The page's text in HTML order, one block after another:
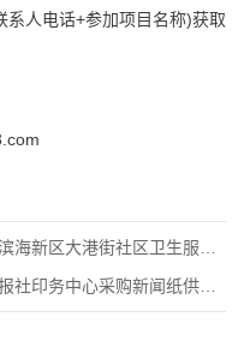
系人电话+参加项目名称)获取
大港街社区卫生服务中心耗材供
中心采购新闻纸供应商遴选项目